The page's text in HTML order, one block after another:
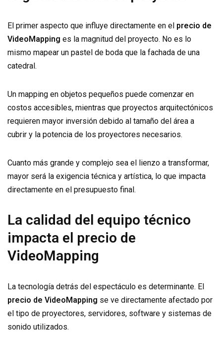
El primer aspecto que influye directamente en el precio de
VideoMapping es la magnitud del proyecto. No es lo
mismo mapear un pastel de boda que la fachada de una
catedral.
Un mapping en objetos pequeños puede comenzar en
costos accesibles, mientras que proyectos arquitectónicos
requieren mayor inversión debido al tamaño del área a
cubrir y la potencia de los proyectores necesarios.
Cuanto más grande y complejo sea el lienzo a transformar,
mayor será la exigencia técnica y artística, lo que impacta
directamente en el presupuesto final.
La calidad del equipo técnico
impacta el precio de
VideoMapping
La tecnología detrás del espectáculo es determinante. El
precio de VideoMapping se ve directamente afectado por
el tipo de proyectores, servidores, software y sistemas de
sonido utilizados.